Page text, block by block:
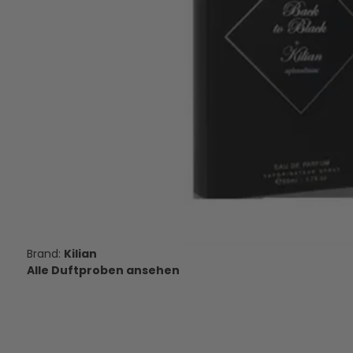
Parfum -
14,95 €
AUF LAGER
Kilian
Alle Duftproben ansehen